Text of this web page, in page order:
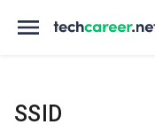
SSID